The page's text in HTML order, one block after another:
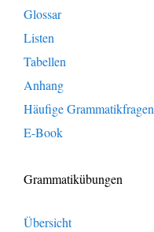
Glossar
Listen
Tabellen
Anhang
Häufige Grammatikfragen
E-Book
Grammatikübungen
Übersicht